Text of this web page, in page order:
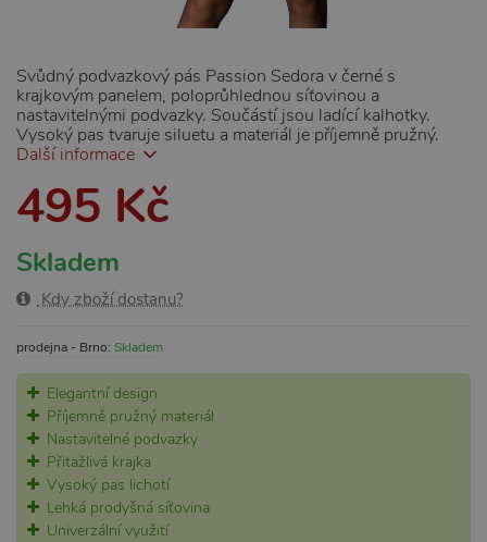
Svůdný podvazkový pás Passion Sedora v černé s
krajkovým panelem, poloprůhlednou síťovinou a
nastavitelnými podvazky. Součástí jsou ladící kalhotky.
Vysoký pas tvaruje siluetu a materiál je příjemně pružný.
Další informace
495 Kč
Skladem
Kdy zboží dostanu?
prodejna - Brno: Skladem
Elegantní design
Příjemně pružný materiál
Nastavitelné podvazky
Přitažlivá krajka
Vysoký pas lichotí
Lehká prodyšná síťovina
Univerzální využití